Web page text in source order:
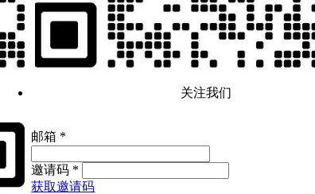
关注我们
邮箱 *
邀请码 *
获取邀请码